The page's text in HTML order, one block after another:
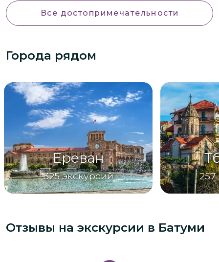
Все достопримечательности
Города рядом
Ереван
325 экскурсий 257
Отзывы на экскурсии в Батуми